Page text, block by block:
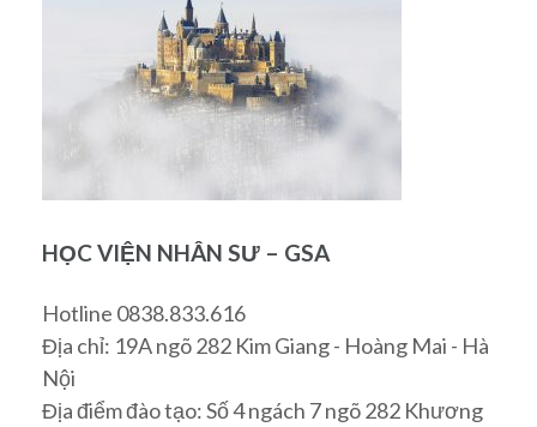
HỌC VIỆN NHÂN SƯ – GSA
Hotline 0838.833.616
Địa chỉ: 19A ngõ 282 Kim Giang - Hoàng Mai - Hà
Nội
Địa điểm đào tạo: Số 4 ngách 7 ngõ 282 Khương